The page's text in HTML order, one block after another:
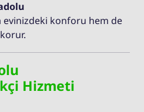
evinizdeki konforu hem de
Hizmeti